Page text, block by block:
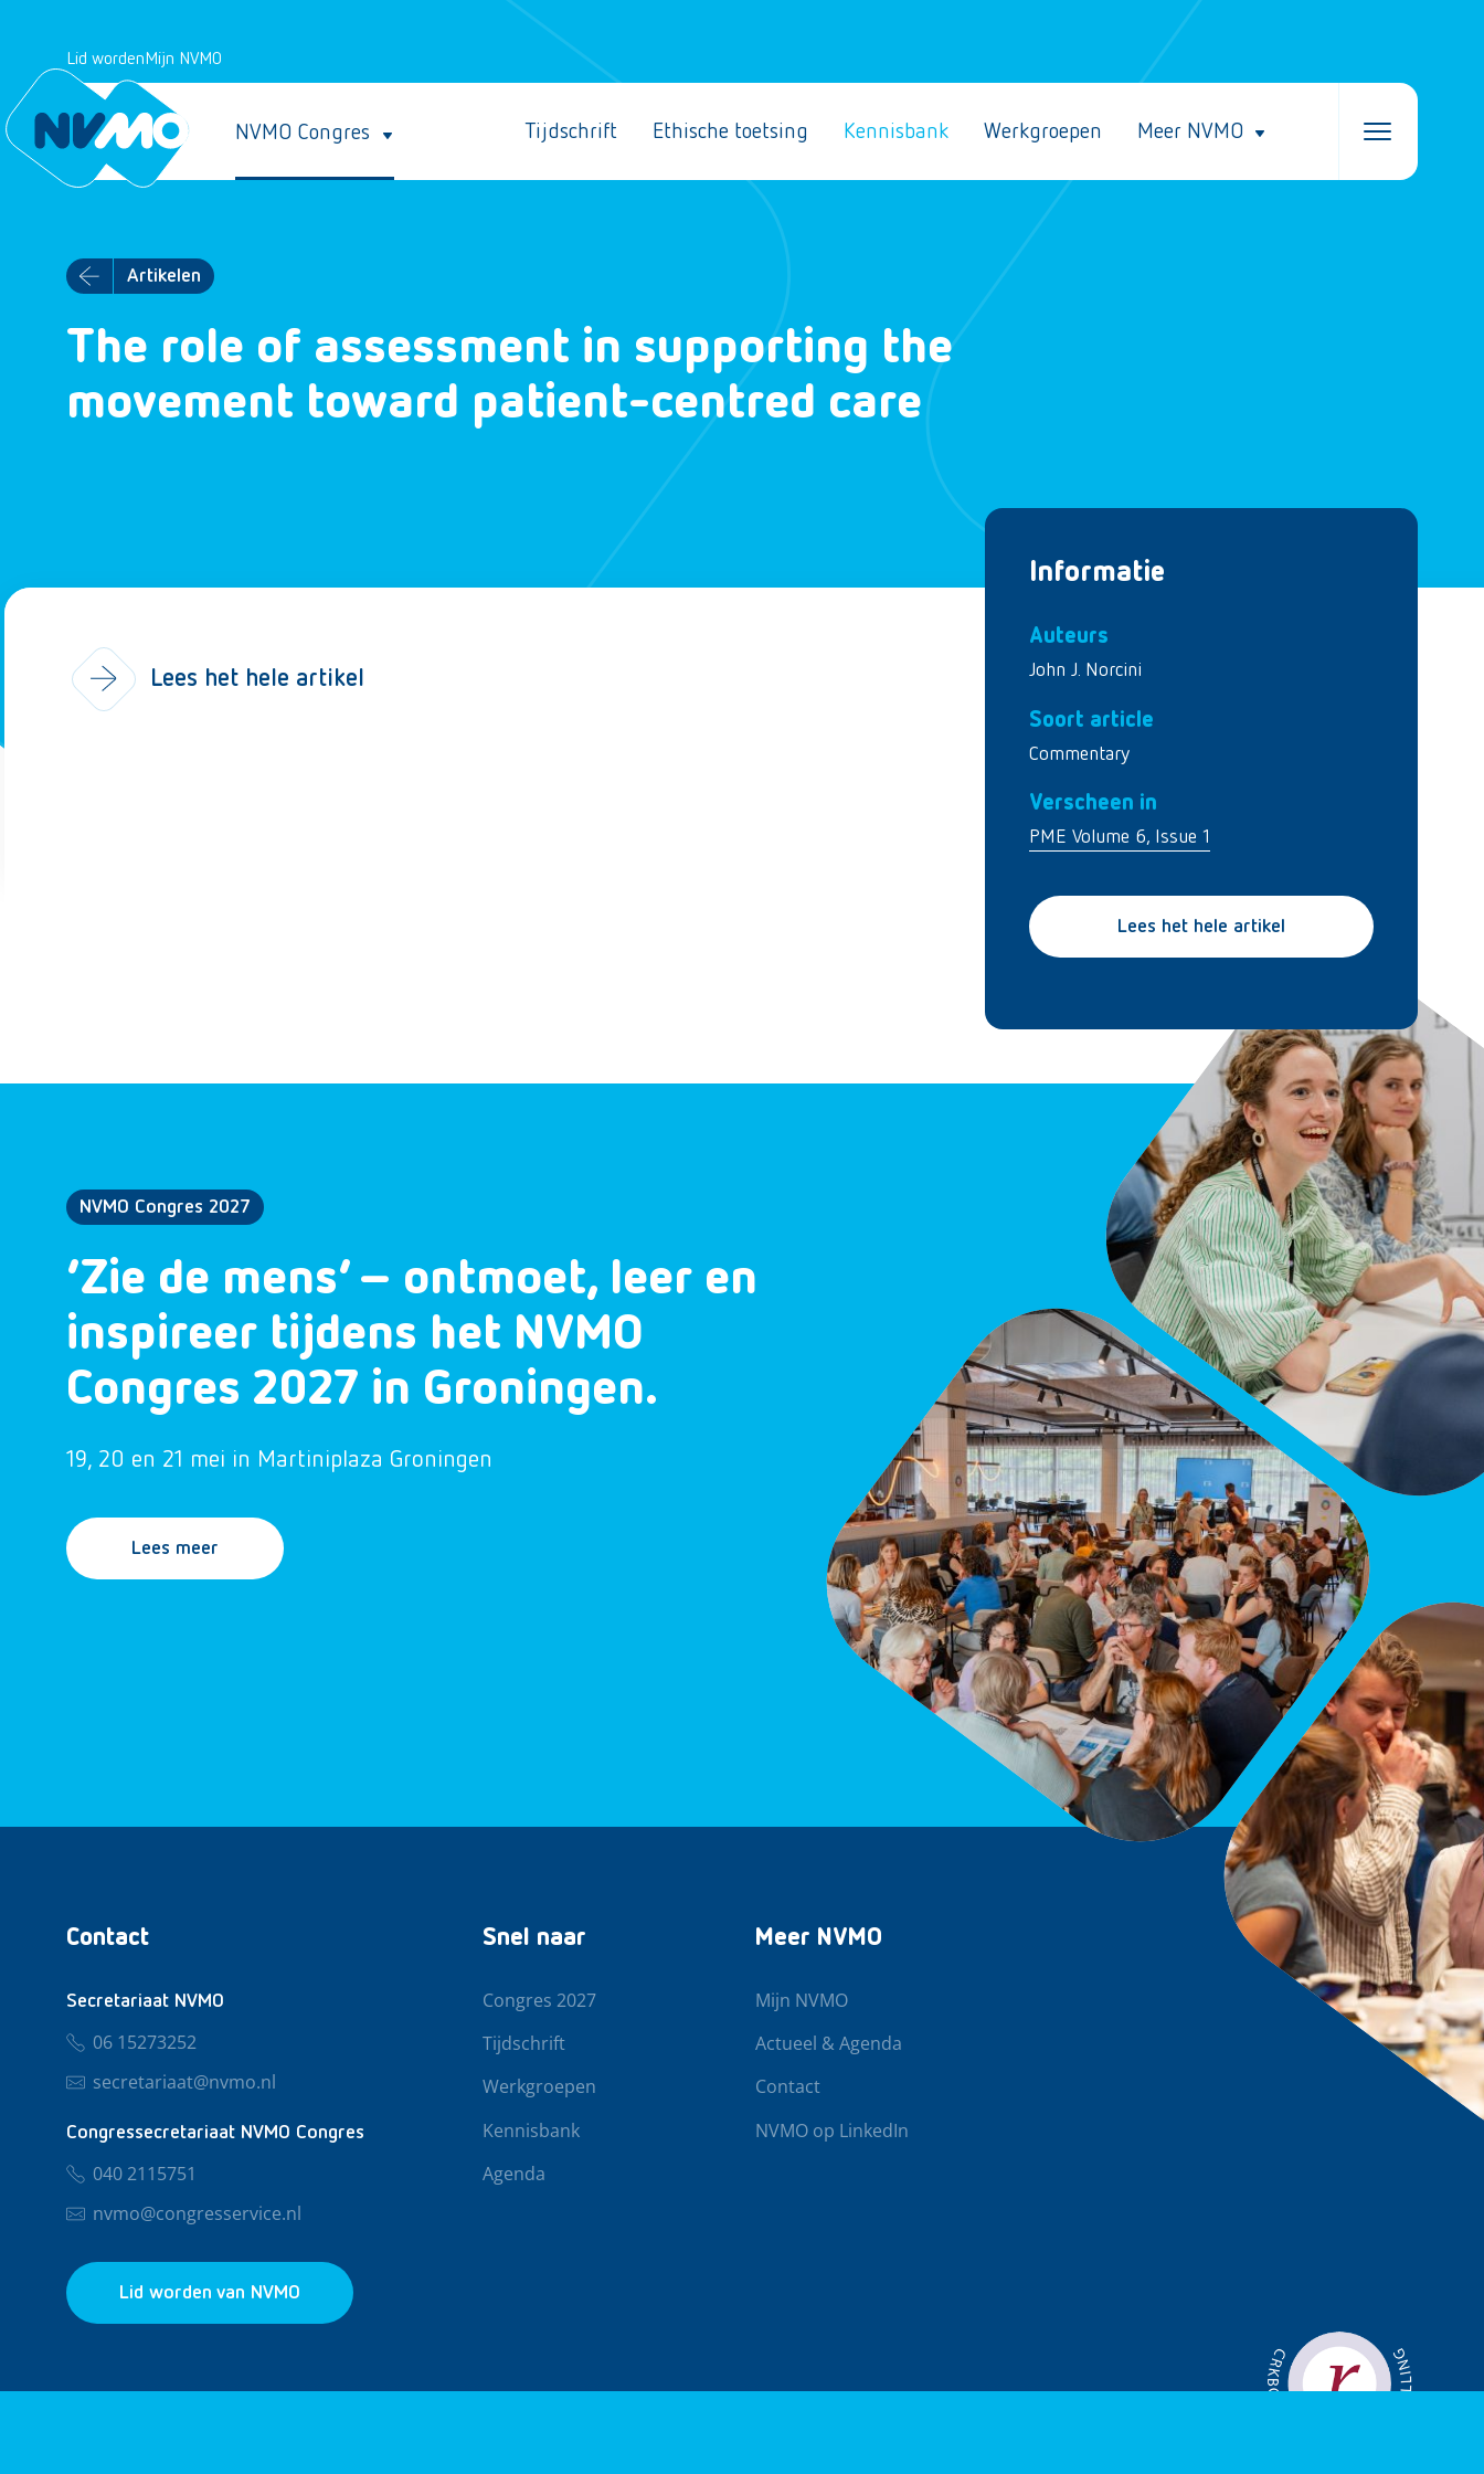
Lid wordenMijn NVMO
NVMO Congres Tijdschrift Ethische toetsing Kennisbank Werkgroepen Meer NVMO
Artikelen
The role of assessment in supporting the
movement toward patient-centred care
Informatie
Auteurs
John J. Norcini
Soort article
Commentary
Verscheen in
PME Volume 6, Issue 1
Lees het hele artikel
Lees het hele artikel
NVMO Congres 2027
‘Zie de mens’ – ontmoet, leer en
inspireer tijdens het NVMO
Congres 2027 in Groningen.
19, 20 en 21 mei in Martiniplaza Groningen
Lees meer
Contact
Secretariaat NVMO
06 15273252
secretariaat@nvmo.nl
Congressecretariaat NVMO Congres
040 2115751
nvmo@congresservice.nl
Lid worden van NVMO
Snel naar
Congres 2027
Tijdschrift
Werkgroepen
Kennisbank
Agenda
Meer NVMO
Mijn NVMO
Actueel & Agenda
Contact
NVMO op LinkedIn